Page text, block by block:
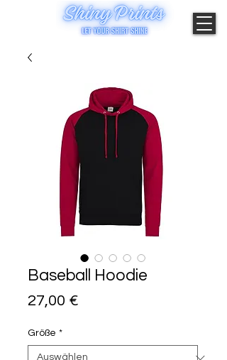
Baseball Hoodie
27,00 €
Größe *